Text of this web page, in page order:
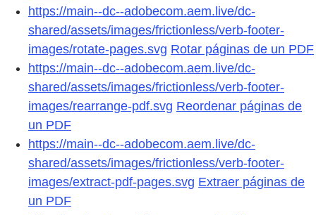
https://main--dc--adobecom.aem.live/dc-
shared/assets/images/frictionless/verb-footer-
images/rotate-pages.svg Rotar páginas de un PDF
https://main--dc--adobecom.aem.live/dc-
shared/assets/images/frictionless/verb-footer-
images/rearrange-pdf.svg Reordenar páginas de
un PDF
https://main--dc--adobecom.aem.live/dc-
shared/assets/images/frictionless/verb-footer-
images/extract-pdf-pages.svg Extraer páginas de
un PDF